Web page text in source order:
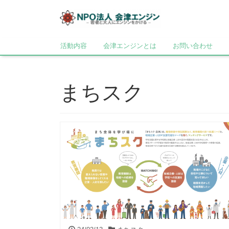
活動内容 会津エンジンとは お問い合わせ
まちスク